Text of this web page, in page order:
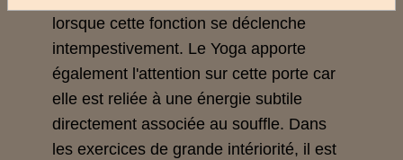
lorsque cette fonction se déclenche
intempestivement. Le Yoga apporte
également l'attention sur cette porte car
elle est reliée à une énergie subtile
directement associée au souffle. Dans
les exercices de grande intériorité, il est